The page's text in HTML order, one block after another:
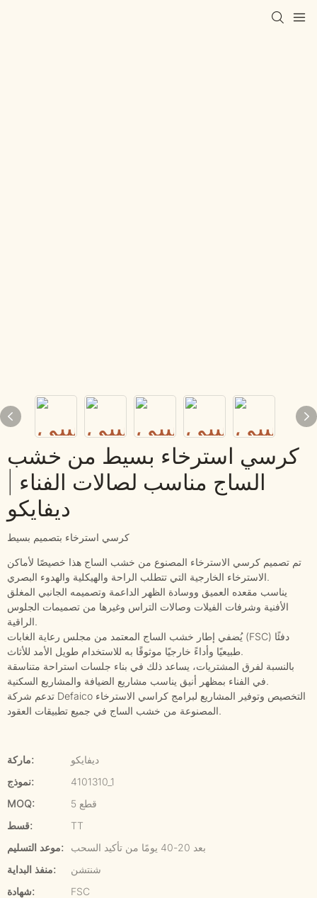
كرسي استرخاء بسيط من خشب
الساج مناسب لصالات الفناء |
ديفايكو
كرسي استرخاء بتصميم بسيط
تم تصميم كرسي الاسترخاء المصنوع من خشب الساج هذا خصيصًا لأماكن
الاسترخاء الخارجية التي تتطلب الراحة والهيكلية والهدوء البصري.
يناسب مقعده العميق ووسادة الظهر الداعمة وتصميمه الجانبي المغلق
الأفنية وشرفات الفيلات وصالات التراس وغيرها من تصميمات الجلوس
الراقية.
يُضفي إطار خشب الساج المعتمد من مجلس رعاية الغابات (FSC) دفئًا
طبيعيًا وأداءً خارجيًا موثوقًا به للاستخدام طويل الأمد للأثاث.
بالنسبة لفرق المشتريات، يساعد ذلك في بناء جلسات استراحة متناسقة
في الفناء بمظهر أنيق يناسب مشاريع الضيافة والمشاريع السكنية.
تدعم شركة Defaico التخصيص وتوفير المشاريع لبرامج كراسي الاسترخاء
المصنوعة من خشب الساج في جميع تطبيقات العقود.
ماركة:
ديفايكو
نموذج:
4101310_1
MOQ:
5 قطع
قسط:
TT
موعد التسليم:
بعد 20-40 يومًا من تأكيد السحب
منفذ البداية:
شنتشن
شهادة:
FSC